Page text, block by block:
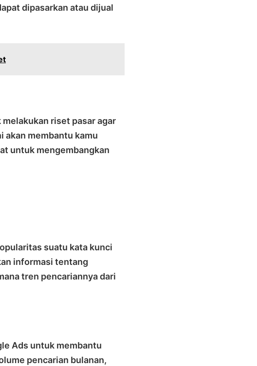
dipasarkan atau dijual
riset pasar agar
akan membantu kamu
untuk mengembangkan
suatu kata kunci
informasi tentang
tren pencariannya dari
Ads untuk membantu
pencarian bulanan,